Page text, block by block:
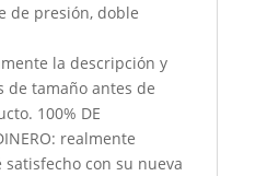
de presión, doble
la descripción y
de tamaño antes de
100% DE
realmente
con su nueva